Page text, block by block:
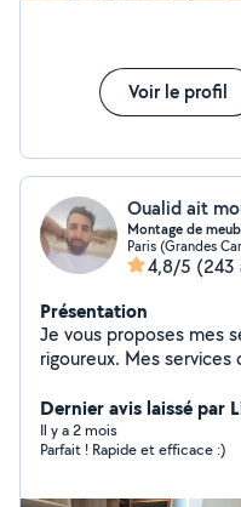
Voir le profil
Oualid ait
Montage de
Paris (Grandes
4,8/5 (243
Présentation
Je vous proposes mes
rigoureux. Mes services
Petit Bricolages Le Nettoyage à
après chantier Disponible N'hésitez pas pas à me
contacter pour plus
Dernier avis laissé par
Il y a 2 mois
Parfait ! Rapide et efficace :)